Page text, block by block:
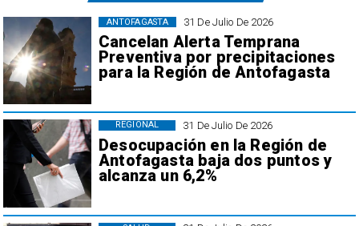
31 De Julio De 2026
Cancelan Alerta Temprana
Preventiva por precipitaciones
para la Región de Antofagasta
ANTOFAGASTA
31 De Julio De 2026
Desocupación en la Región de
Antofagasta baja dos puntos y
alcanza un 6,2%
REGIONAL